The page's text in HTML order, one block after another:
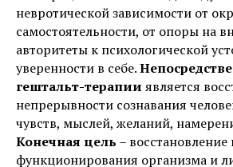
невротической зависимости от
самостоятельности, от опоры на
авторитеты к психологической
уверенности в себе.
гештальт-терапии является
непрерывности сознавания
чувств, мыслей, желаний,
Конечная цель –
функционирования организма и